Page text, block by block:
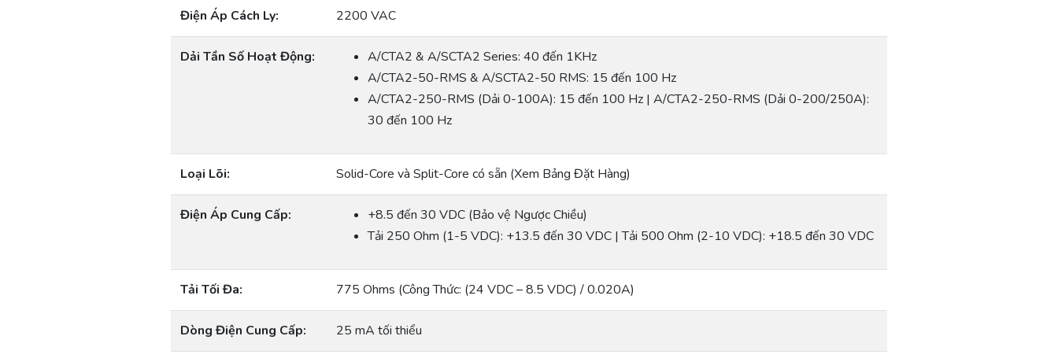
Điện Áp Cách Ly: 2200 VAC
Dải Tần Số Hoạt Động:
A/CTA2 & A/SCTA2 Series: 40 đến 1KHz
A/CTA2-50-RMS & A/SCTA2-50 RMS: 15 đến 100 Hz
A/CTA2-250-RMS (Dải 0-100A): 15 đến 100 Hz | A/CTA2-250-RMS (Dải 0-200/250A):
30 đến 100 Hz
Loại Lõi: Solid-Core và Split-Core có sẵn (Xem Bảng Đặt Hàng)
Điện Áp Cung Cấp:
+8.5 đến 30 VDC (Bảo vệ Ngược Chiều)
Tải 250 Ohm (1-5 VDC): +13.5 đến 30 VDC | Tải 500 Ohm (2-10 VDC): +18.5 đến 30 VDC
Tải Tối Đa: 775 Ohms (Công Thức: (24 VDC – 8.5 VDC) / 0.020A)
Dòng Điện Cung Cấp: 25 mA tối thiểu